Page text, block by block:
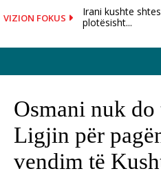
VIZION FOKUS
Irani kushte
plotësisht...
Osmani nuk do
Ligjin për
vendim të